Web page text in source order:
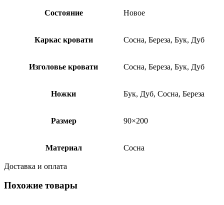
Состояние Новое
Каркас кровати Сосна, Береза, Бук, Дуб
Изголовье кровати Сосна, Береза, Бук, Дуб
Ножки Бук, Дуб, Сосна, Береза
Размер 90×200
Материал Сосна
Доставка и оплата
Похожие товары